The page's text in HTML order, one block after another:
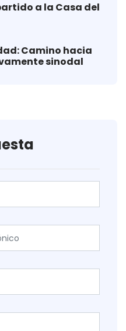
a la Casa del
Camino hacia
sinodal